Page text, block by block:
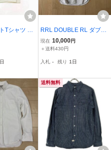
Tシャツ オ
イズ
RRL DOUBLE RL ダブル
アールエル Ralph Lauren
ラルフローレン 白シャツ
92 1993 stadium Sport p
現在 10,000円
＋送料430円
入札 - 残り 1日
送料無料